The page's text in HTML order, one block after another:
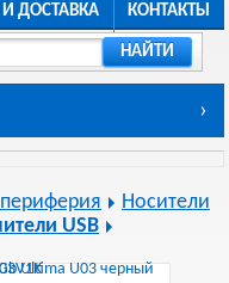
ДОСТАВКА КОНТАКТЫ
НАЙТИ
›
Носители
USB